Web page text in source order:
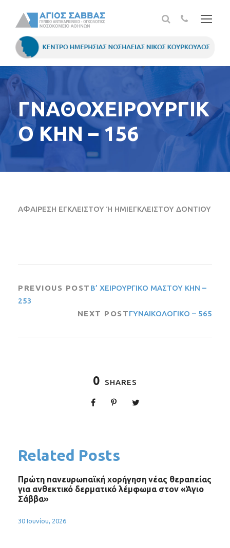
ΓΝΑΘΟΧΕΙΡΟΥΡΓΙΚ
Ο ΚΗΝ – 156
ΑΦΑΙΡΕΣΗ ΕΓΚΛΕΙΣΤΟΥ Ή ΗΜΙΕΓΚΛΕΙΣΤΟΥ ΔΟΝΤΙΟΥ
PREVIOUS POST Β’ ΧΕΙΡΟΥΡΓΙΚΟ ΜΑΣΤΟΥ ΚΗΝ –
253
NEXT POSTΓΥΝΑΙΚΟΛΟΓΙΚΟ – 565
0 SHARES
Related Posts
Πρώτη πανευρωπαϊκή χορήγηση νέας θεραπείας
για ανθεκτικό δερματικό λέμφωμα στον «Άγιο
Σάββα»
30 Ιουνίου, 2026